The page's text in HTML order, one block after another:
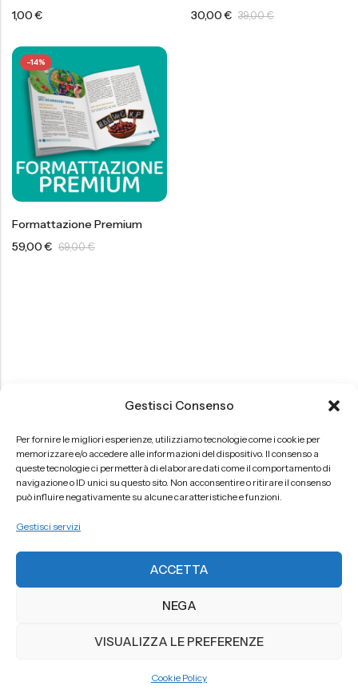
Gestisci Consenso
Per fornire le migliori esperienze, utilizziamo tecnologie come i cookie per
memorizzare e/o accedere alle informazioni del dispositivo. Il consenso a
queste tecnologie ci permetterà di elaborare dati come il comportamento di
navigazione o ID unici su questo sito. Non acconsentire o ritirare il consenso
può influire negativamente su alcune caratteristiche e funzioni.
Gestisci servizi
ACCETTA
NEGA
VISUALIZZA LE PREFERENZE
Cookie Policy
1,00€
30,00€ 39,00€
-14%
Formattazione Premium
59,00€ 69,00€